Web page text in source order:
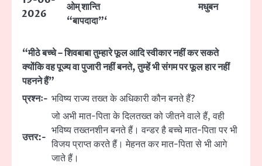
2026
ओम् शान्ति
“बापदादा”‘
मधुबन
“मीठे बच्चे – शिवबाबा तुम्हारे फूल आदि स्वीकार नहीं कर सकते
क्योंकि वह पूज्य वा पुजारी नहीं बनते, तुम्हें भी संगम पर फूल हार नहीं
पहनने हैं”
प्रश्नः- भविष्य राज्य तख्त के अधिकारी कौन बनते हैं?
उत्तर:-
जो अभी मात-पिता के दिलतख्त को जीतने वाले हैं, वही
भविष्य तख्तनशीन बनते हैं। वन्डर है बच्चे मात-पिता पर भी
विजय प्राप्त करते हैं। मेहनत कर मात-पिता से भी आगे
जाते हैं।